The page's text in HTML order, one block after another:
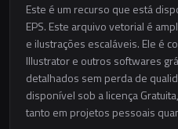
Este é um recurso que está
EPS. Este arquivo vetorial é
e ilustrações escaláveis. Ele é
Illustrator e outros softwares
detalhados sem perda de
disponível sob a licença
tanto em projetos pessoais